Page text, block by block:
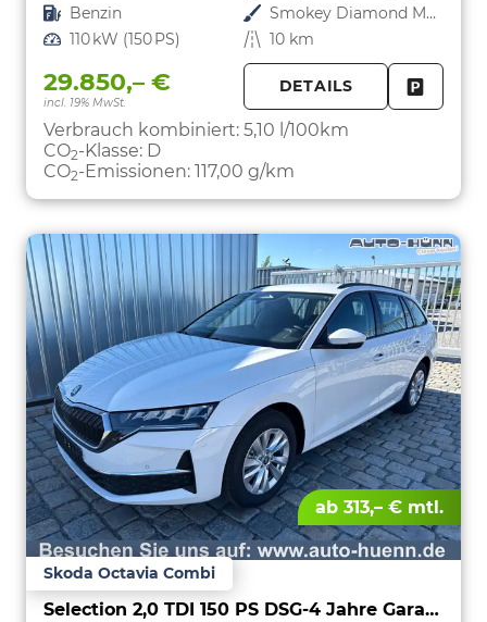
Kraftstoff Benzin Außenfarbe
Smokey Diamond Metallic
Leistung 110 kW (150 PS) Kilometerstand 10 km
29.850,– €
incl. 19% MwSt.
DETAILS
Verbrauch kombiniert: 5,10 l/100km
CO2-Klasse: D
CO2-Emissionen: 117,00 g/km
ab 313,– € mtl.
Skoda Octavia Combi
Selection 2,0 TDI 150 PS DSG-4 Jahre Garantie-Anhängerkupplung schwenkbar-PDC vorne und hinten-Sitzheizung-Smart Link